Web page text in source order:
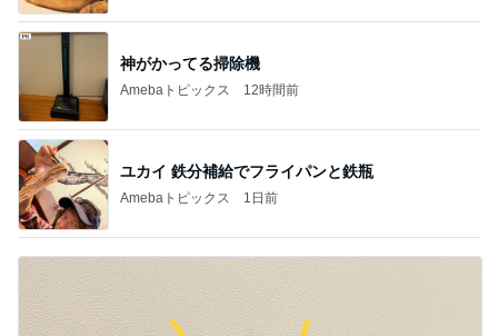
神がかってる掃除機
Amebaトピックス 12時間前
ユカイ 鉄分補給でフライパンと鉄瓶
Amebaトピックス 1日前